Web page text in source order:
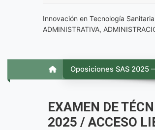
Innovación en Tecnología
ADMINISTRATIVA,
Oposiciones SAS 2025
EXAMEN DE
2025 / ACCESO